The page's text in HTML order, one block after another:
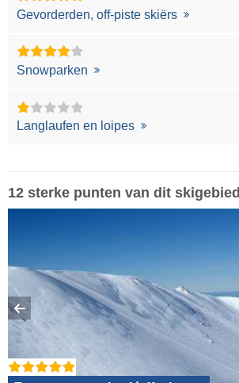
Gevorderden, off-piste skiërs
Snowparken
Langlaufen en loipes
12 sterke punten van dit skigebied